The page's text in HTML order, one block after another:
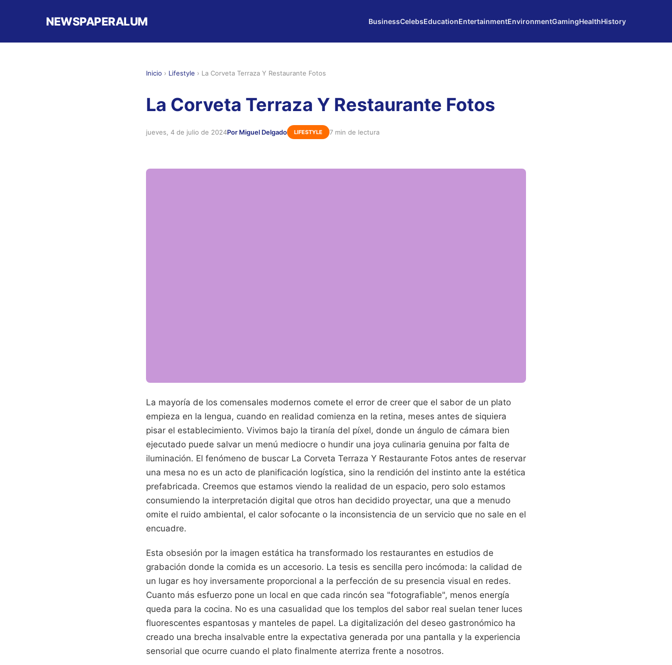
NEWSPAPERALUM BusinessCelebsEducationEntertainmentEnvironmentGamingHealthHistory
Inicio › Lifestyle › La Corveta Terraza Y Restaurante Fotos
La Corveta Terraza Y Restaurante Fotos
jueves, 4 de julio de 2024Por Miguel Delgado LIFESTYLE 7 min de lectura
La mayoría de los comensales modernos comete el error de creer que el sabor de un plato
empieza en la lengua, cuando en realidad comienza en la retina, meses antes de siquiera
pisar el establecimiento. Vivimos bajo la tiranía del píxel, donde un ángulo de cámara bien
ejecutado puede salvar un menú mediocre o hundir una joya culinaria genuina por falta de
iluminación. El fenómeno de buscar La Corveta Terraza Y Restaurante Fotos antes de reservar
una mesa no es un acto de planificación logística, sino la rendición del instinto ante la estética
prefabricada. Creemos que estamos viendo la realidad de un espacio, pero solo estamos
consumiendo la interpretación digital que otros han decidido proyectar, una que a menudo
omite el ruido ambiental, el calor sofocante o la inconsistencia de un servicio que no sale en el
encuadre.
Esta obsesión por la imagen estática ha transformado los restaurantes en estudios de
grabación donde la comida es un accesorio. La tesis es sencilla pero incómoda: la calidad de
un lugar es hoy inversamente proporcional a la perfección de su presencia visual en redes.
Cuanto más esfuerzo pone un local en que cada rincón sea "fotografiable", menos energía
queda para la cocina. No es una casualidad que los templos del sabor real suelan tener luces
fluorescentes espantosas y manteles de papel. La digitalización del deseo gastronómico ha
creado una brecha insalvable entre la expectativa generada por una pantalla y la experiencia
sensorial que ocurre cuando el plato finalmente aterriza frente a nosotros.